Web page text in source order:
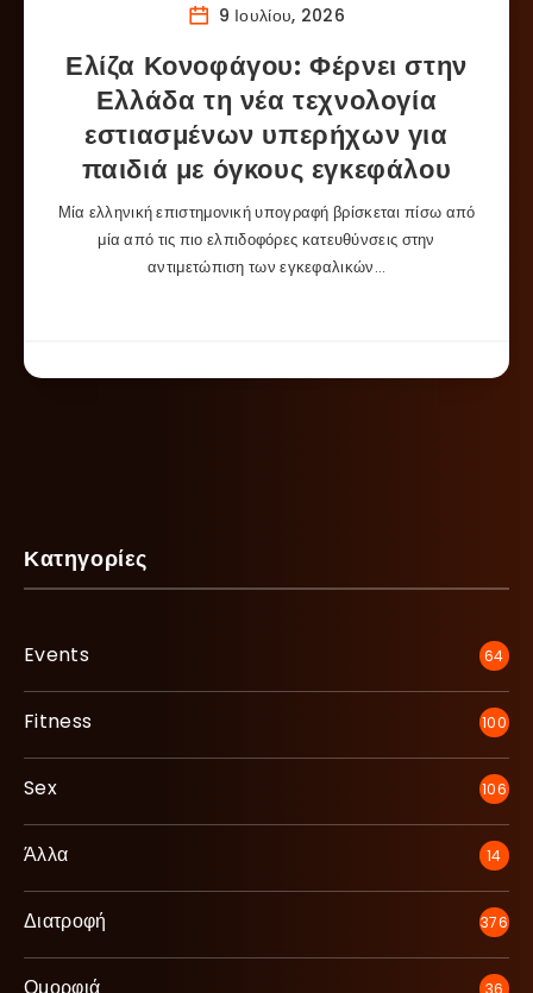
9 Ιουλίου, 2026
Ελίζα Κονοφάγου: Φέρνει στην
Ελλάδα τη νέα τεχνολογία
εστιασμένων υπερήχων για
παιδιά με όγκους εγκεφάλου
Μία ελληνική επιστημονική υπογραφή βρίσκεται πίσω από
μία από τις πιο ελπιδοφόρες κατευθύνσεις στην
αντιμετώπιση των εγκεφαλικών…
Κατηγορίες
Events 64
Fitness 100
Sex 106
Άλλα 14
Διατροφή 376
Ομορφιά 36